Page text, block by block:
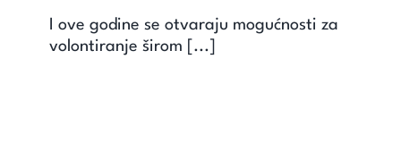
I ove godine se otvaraju mogućnosti za
volontiranje širom [...]